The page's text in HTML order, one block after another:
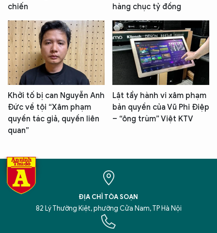
chiến
hàng chục tỷ đồng
Khởi tố bị can Nguyễn Anh
Đức về tội “Xâm phạm
quyền tác giả, quyền liên
quan”
Lật tẩy hành vi xâm phạm
bản quyền của Vũ Phi Điệp
– “ông trùm” Việt KTV
ĐỊA CHỈ TÒA SOẠN
82 Lý Thường Kiệt, phường Cửa Nam, TP Hà Nội